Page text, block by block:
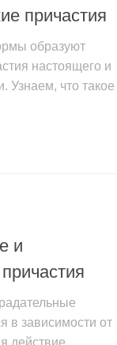
причастия
образуют
настоящего и
Узнаем, что такое
и
в зависимости от